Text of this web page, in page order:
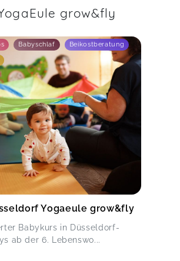
grow&fly
Babyschlaf Beikostberatung
Yogaeule grow&fly
Babykurs in Düsseldorf-
ab der 6. Lebenswo...